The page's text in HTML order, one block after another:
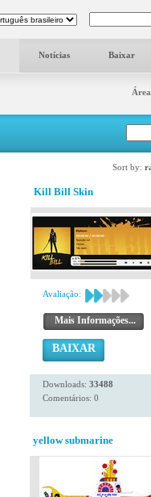
Notícias Baixar
Sort by:
Kill Bill Skin
Avaliação:
Mais Informações...
BAIXAR
Downloads: 33488
Comentários: 0
yellow submarine